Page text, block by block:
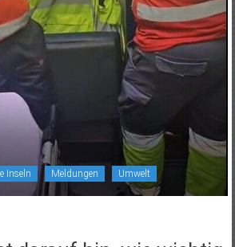
Inseln Meldungen Umwelt